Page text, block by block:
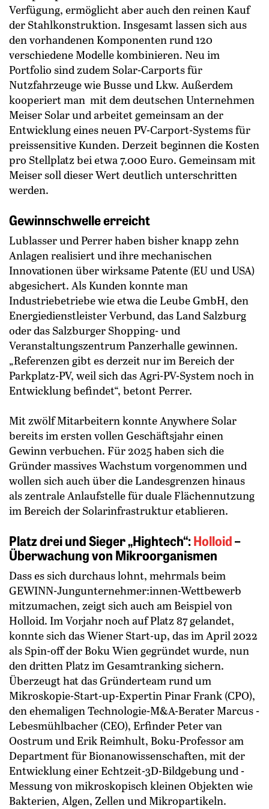
Verfügung, ermöglicht aber auch den reinen Kauf
der Stahlkonstruktion. Insgesamt lassen sich aus
den vorhandenen Komponenten rund 120
verschiedene Modelle kombinieren. Neu im
Portfolio sind zudem Solar-Carports für
Nutzfahrzeuge wie Busse und Lkw. Außerdem
kooperiert man mit dem deutschen Unternehmen
Meiser Solar und arbeitet gemeinsam an der
Entwicklung eines neuen PV-Carport-Systems für
preissensitive Kunden. Derzeit beginnen die Kosten
pro Stellplatz bei etwa 7.000 Euro. Gemeinsam mit
Meiser soll dieser Wert deutlich unterschritten
werden.
Gewinnschwelle erreicht
Lublasser und Perrer haben bisher knapp zehn
Anlagen realisiert und ihre mechanischen
Innovationen über wirksame Patente (EU und USA)
abgesichert. Als Kunden konnte man
Industriebetriebe wie etwa die Leube GmbH, den
Energiedienstleister ­Verbund, das Land Salzburg
oder das Salzburger Shopping- und
Veranstaltungszentrum Panzerhalle gewinnen.
„Referenzen gibt es derzeit nur im Bereich der
Parkplatz-PV, weil sich das Agri-PV-System noch in
Entwicklung befindet“, betont Perrer.
Mit zwölf Mitarbeitern konnte Anywhere Solar
bereits im ersten vollen Geschäftsjahr einen
Gewinn verbuchen. Für 2025 haben sich die
Gründer massives Wachstum vorgenommen und
wollen sich auch über die Landesgrenzen hinaus
als zentrale Anlaufstelle für duale Flächennutzung
im Bereich der Solarinfrastruktur etablieren.
Platz drei und Sieger „Hightech“:Holloid–
Überwachung von Mikroorganismen
Dass es sich durchaus lohnt, mehrmals beim
GEWINN-Jungunternehmer:innen-Wettbewerb
mitzumachen, zeigt sich auch am Beispiel von
Holloid. Im Vorjahr noch auf Platz 87 gelandet,
konnte sich das Wiener Start-up, das im April 2022
als Spin-off der Boku Wien gegründet wurde, nun
den dritten Platz im Gesamtranking sichern.
Überzeugt hat das Gründerteam rund um
Mikroskopie-Start-up-Expertin ­Pinar Frank (CPO),
den ehemaligen Technologie-M&A-Berater Marcus ­
Lebesmühlbacher (CEO), Erfinder ­Peter van
Oostrum und Erik Reimhult, Boku-Professor am
Department für Bionanowissenschaften, mit der
Entwicklung einer Echtzeit-3D-Bildgebung und -
Messung von mikroskopisch kleinen Objekten wie
Bakterien, Algen, Zellen und Mikropartikeln.